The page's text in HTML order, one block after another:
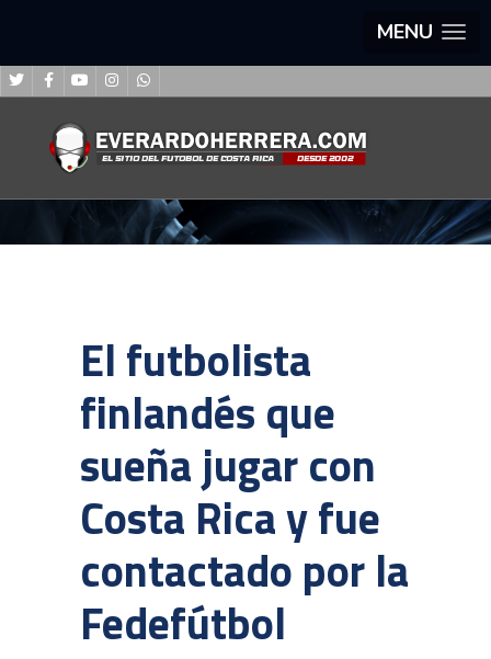
MENU
El futbolista
finlandés que
sueña jugar con
Costa Rica y fue
contactado por la
Fedefútbol